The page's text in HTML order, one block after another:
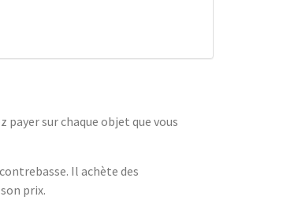
sur chaque objet que vous
Il achète des
prix.